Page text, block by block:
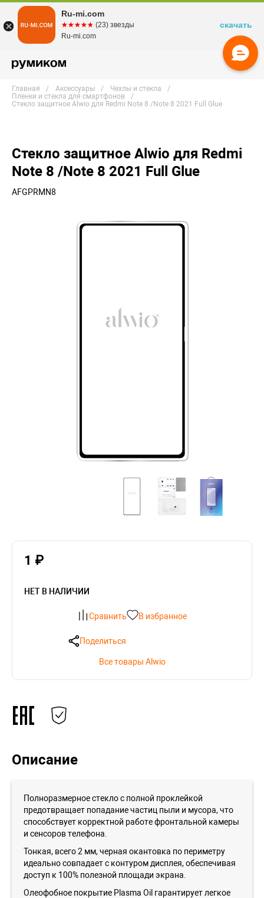
Главная Аксессуары
Чехлы и стекла
Пленки и стекла для смартфонов
Стекло защитное Alwio для Redmi Note 8 /Note 8 2021 Full Glue
Стекло защитное Alwio для Redmi
Note 8 /Note 8 2021 Full Glue
AFGPRMN8
1 ₽
НЕТ В НАЛИЧИИ
Сравнить В избранное
Поделиться
Все товары Alwio
Описание
Полноразмерное стекло с полной проклейкой
предотвращает попадание частиц пыли и мусора, что
способствует корректной работе фронтальной камеры
и сенсоров телефона.
Тонкая, всего 2 мм, черная окантовка по периметру
идеально совпадает с контуром дисплея, обеспечивая
доступ к 100% полезной площади экрана.
Олеофобное покрытие Plasma Oil гарантирует легкое
Ru-mi.com
☆☆☆☆☆
★★★★★ (23) звезды
Ru-mi.com
скачать